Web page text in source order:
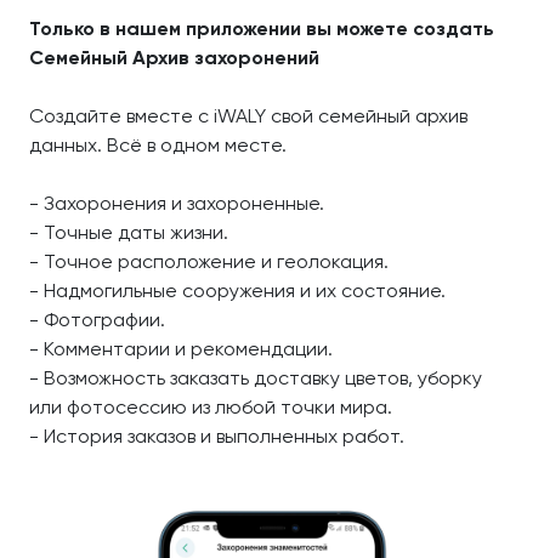
Только в нашем приложении вы можете создать
Семейный Архив захоронений
Создайте вместе с iWALY свой семейный архив
данных. Всё в одном месте.
- Захоронения и захороненные.
- Точные даты жизни.
- Точное расположение и геолокация.
- Надмогильные сооружения и их состояние.
- Фотографии.
- Комментарии и рекомендации.
- Возможность заказать доставку цветов, уборку
или фотосессию из любой точки мира.
- История заказов и выполненных работ.